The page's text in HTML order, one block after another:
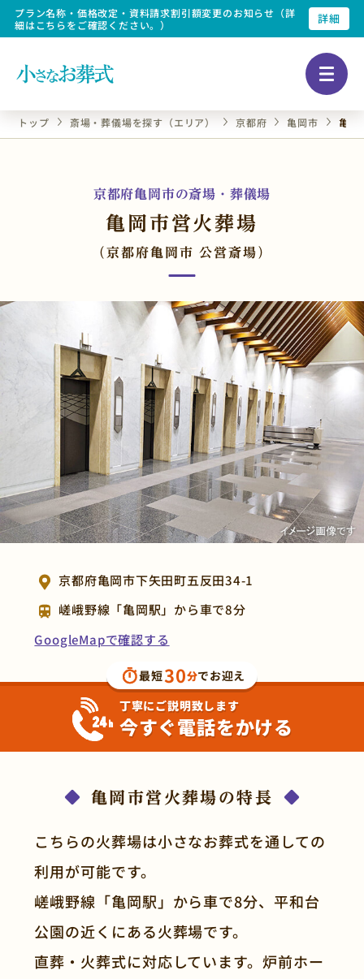
プラン名称・価格改定・資料請求割引額変更のお知らせ（詳
細はこちらをご確認ください。）
詳細
トップ 斎場・葬儀場を探す（エリア） 京都府 亀岡市 亀岡
京都府亀岡市の斎場・葬儀場
亀岡市営火葬場
（京都府亀岡市 公営斎場）
京都府亀岡市下矢田町五反田34-1
嵯峨野線「亀岡駅」から車で8分
GoogleMapで確認する
最短30分でお迎え
丁寧にご説明致します
今すぐ電話をかける
亀岡市営火葬場の特長
こちらの火葬場は小さなお葬式を通しての
利用が可能です。
嵯峨野線「亀岡駅」から車で8分、平和台
公園の近くにある火葬場です。
直葬・火葬式に対応しています。炉前ホー